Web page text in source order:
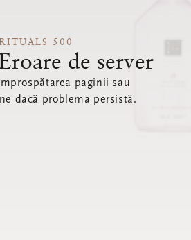
500
de server
paginii sau
dacă problema persistă.